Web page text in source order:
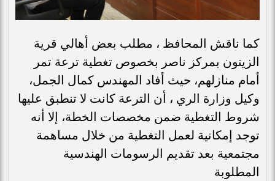
كما ناقش المحافظ ، مطلب بعض أهالي قرية
الزيتون بمركز ناصر بخصوص تغطية ترعة تمر
أمام منازلهم، حيث أفاد المهندس كمال الجمل،
وكيل وزارة الري ، أن الترعة كانت لا تنطبق عليها
شروط التغطية ضمن مخصصات الخطة، إلا أنه
توجد إمكانية لعمل التغطية من خلال مساهمة
مجتمعية بعد تقديم الرسومات الهندسية
المطلوبة